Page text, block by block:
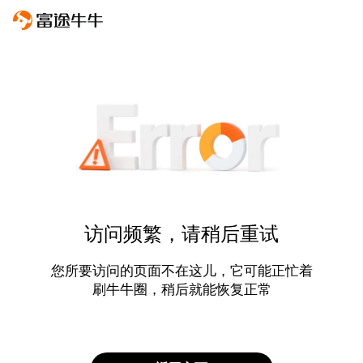
访问频繁，请稍后重试
您所要访问的页面不在这儿，它可能正忙着
刷牛牛圈，稍后就能恢复正常